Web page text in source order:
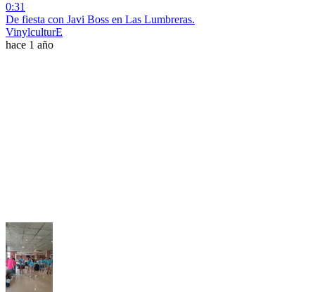
0:31
De fiesta con Javi Boss en Las Lumbreras.
VinylculturE
hace 1 año